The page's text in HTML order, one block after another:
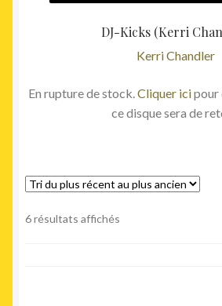
DJ-Kicks (Kerri
Kerri Chandler
En rupture de stock.Cliquer icipour
ce disque sera de
6 résultats affichés